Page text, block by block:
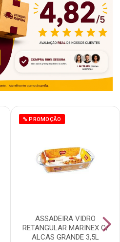
% PROMOÇÃO
ASSADEIRA VIDRO
RETANGULAR MARINEX C/
ALCAS GRANDE 3,5L